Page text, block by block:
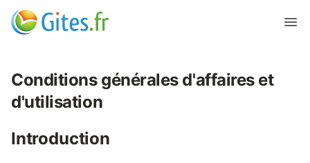
Conditions générales d'affaires et
d'utilisation
Introduction